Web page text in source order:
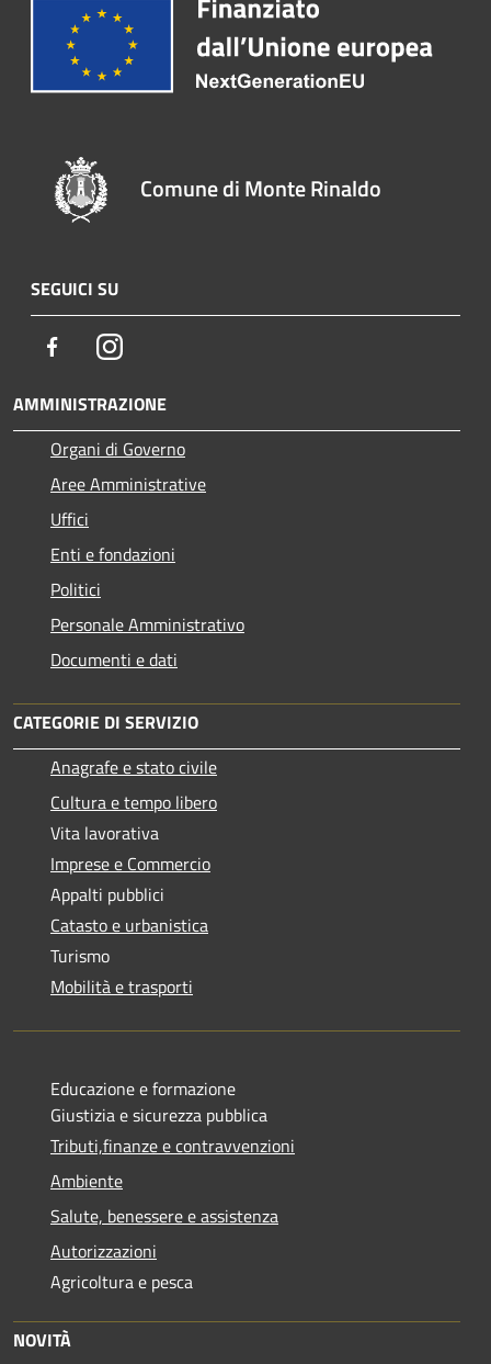
Comune di Monte Rinaldo
SEGUICI SU
FacebookInstagram
AMMINISTRAZIONE
Organi di Governo
Aree Amministrative
Uffici
Enti e fondazioni
Politici
Personale Amministrativo
Documenti e dati
CATEGORIE DI SERVIZIO
Anagrafe e stato civile
Cultura e tempo libero
Vita lavorativa
Imprese e Commercio
Appalti pubblici
Catasto e urbanistica
Turismo
Mobilità e trasporti
Educazione e formazione
Giustizia e sicurezza pubblica
Tributi,finanze e contravvenzioni
Ambiente
Salute, benessere e assistenza
Autorizzazioni
Agricoltura e pesca
NOVITÀ